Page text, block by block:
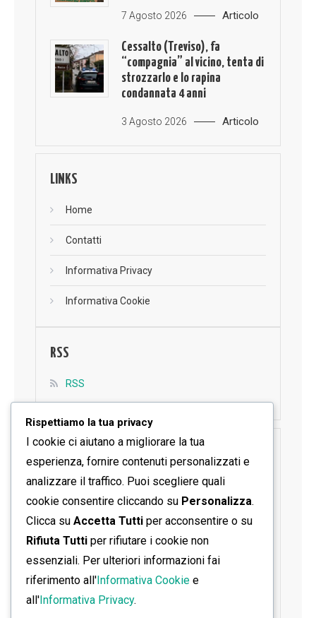
7 Agosto 2026 Articolo
Cessalto (Treviso), fa
“compagnia” al vicino, tenta di
strozzarlo e lo rapina
condannata 4 anni
3 Agosto 2026 Articolo
LINKS
Home
Contatti
Informativa Privacy
Informativa Cookie
RSS
RSS
SEGUICI SU FACEBOOK
Rispettiamo la tua privacy
I cookie ci aiutano a migliorare la tua
esperienza, fornire contenuti personalizzati e
analizzare il traffico. Puoi scegliere quali
cookie consentire cliccando su Personalizza.
Clicca su Accetta Tutti per acconsentire o su
Rifiuta Tutti per rifiutare i cookie non
essenziali. Per ulteriori informazioni fai
riferimento all'Informativa Cookie e
all'Informativa Privacy.